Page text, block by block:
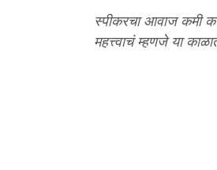
स्पीकरचा आवाज कमी
महत्त्वाचं म्हणजे या